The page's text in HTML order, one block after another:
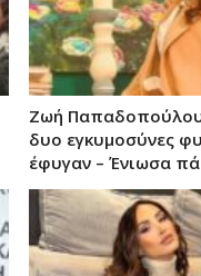
Ζωή
δυο εγκυμοσύνες
έφυγαν – Ένιωσα